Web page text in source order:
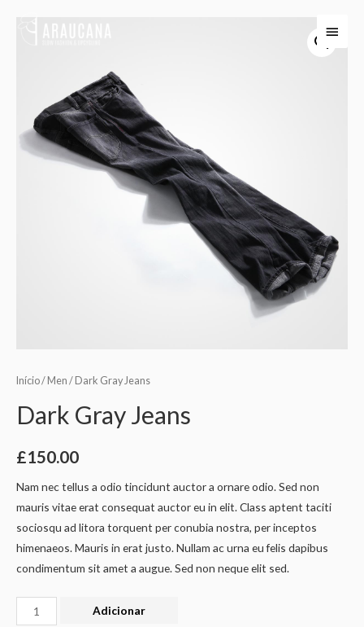
Início/ Men / Dark Gray Jeans
Dark Gray Jeans
£150.00
Nam nec tellus a odio tincidunt auctor a ornare odio. Sed non
mauris vitae erat consequat auctor eu in elit. Class aptent taciti
sociosqu ad litora torquent per conubia nostra, per inceptos
himenaeos. Mauris in erat justo. Nullam ac urna eu felis dapibus
condimentum sit amet a augue. Sed non neque elit sed.
Adicionar